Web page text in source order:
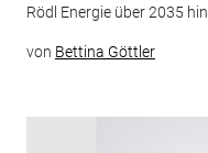
Rödl Energie über 2035
von Bettina Göttler